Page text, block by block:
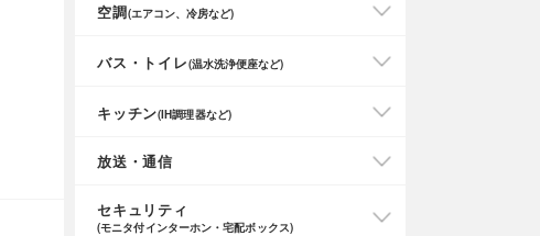
空調(エアコン、冷房など)
バス・トイレ(温水洗浄便座など)
キッチン(IH調理器など)
放送・通信
セキュリティ
(モニタ付インターホン・宅配ボックス)